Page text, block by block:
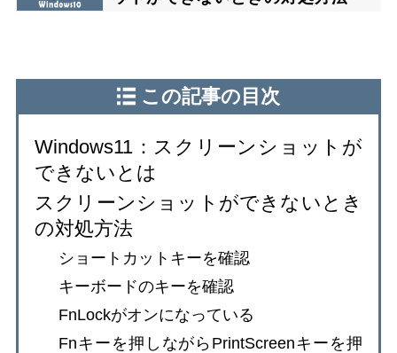
この記事の目次
Windows11：スクリーンショットが
できないとは
スクリーンショットができないとき
の対処方法
ショートカットキーを確認
キーボードのキーを確認
FnLockがオンになっている
Fnキーを押しながらPrintScreenキーを押